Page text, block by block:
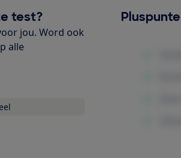
test?
jou. Word ook
alle